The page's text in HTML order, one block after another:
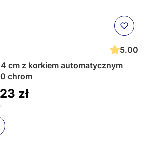
5.00
cm z korkiem automatycznym
chrom
zł